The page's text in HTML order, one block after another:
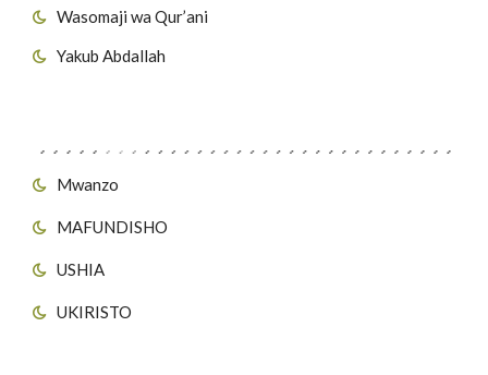
Wasomaji wa Qur’ani
Yakub Abdallah
Mwanzo
MAFUNDISHO
USHIA
UKIRISTO